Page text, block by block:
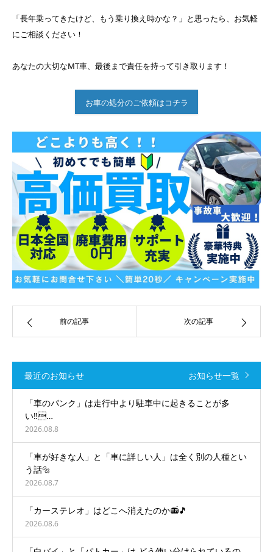
「長年乗ってきたけど、もう乗り換え時かな？」と思ったら、お気軽
にご相談ください！
あなたの大切なMT車、最後まで責任を持って引き取ります！
お車の処分のご依頼はコチラ
前の記事 次の記事
最近のお知らせ お知らせ一覧
「車のパンク」は走行中より駐車中に起きることが多
い‼️…
2026.08.8
「車が好きな人」と「車に詳しい人」は全く別の人種とい
う話🔩
2026.08.7
「カーステレオ」はどこへ消えたのか📻🎵
2026.08.6